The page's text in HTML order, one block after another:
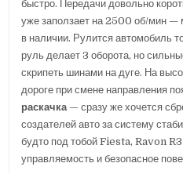
быстро. Передачи довольно
уже заползает на 2500 об/мин —
в наличии. Рулится автомобиль
руль делает 3 оборота, но
скрипеть шинами на дуге. На
дороге при смене направления
раскачка— сразу же хочется
создателей авто за систему
будто под тобой Fiesta, Ravon
управляемость и безопасное